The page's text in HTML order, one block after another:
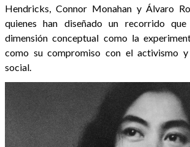
Hendricks, Connor Monahan y Álvaro
quienes han diseñado un recorrido
dimensión conceptual como la
como su compromiso con el activismo
social.